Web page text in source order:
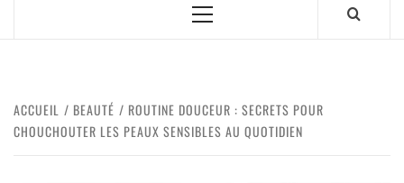
ACCUEIL BEAUTÉ
ROUTINE DOUCEUR : SECRETS POUR
CHOUCHOUTER LES PEAUX SENSIBLES AU QUOTIDIEN